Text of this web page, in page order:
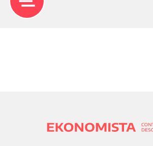
indicador fiável do desempenho
apenas presta serviços de
individual, objetivos e perfil de